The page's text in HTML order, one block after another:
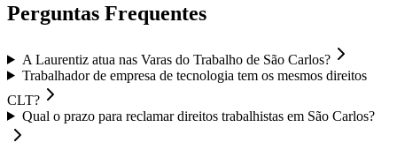
Perguntas Frequentes
A Laurentiz atua nas Varas do Trabalho de São Carlos?
Trabalhador de empresa de tecnologia tem os mesmos direitos
CLT?
Qual o prazo para reclamar direitos trabalhistas em São Carlos?